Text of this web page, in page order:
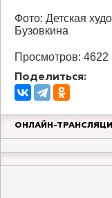
Фото: Детская
Бузовкина
Просмотров: 4622
Поделиться:
ОНЛАЙН-